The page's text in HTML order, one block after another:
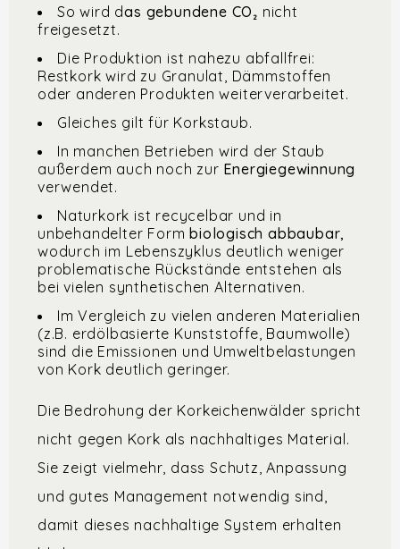
So wird das gebundene CO₂ nicht
freigesetzt.
Die Produktion ist nahezu abfallfrei:
Restkork wird zu Granulat, Dämmstoffen
oder anderen Produkten weiterverarbeitet.
Gleiches gilt für Korkstaub.
In manchen Betrieben wird der Staub
außerdem auch noch zur Energiegewinnung
verwendet.
Naturkork ist recycelbar und in
unbehandelter Formbiologisch abbaubar,
wodurch im Lebenszyklus deutlich weniger
problematische Rückstände entstehen als
bei vielen synthetischen Alternativen.
Im Vergleich zu vielen anderen Materialien
(z.B. erdölbasierte Kunststoffe, Baumwolle)
sind die Emissionen und Umweltbelastungen
von Kork deutlich geringer.
Die Bedrohung der Korkeichenwälder spricht
nicht gegen Kork als nachhaltiges Material.
Sie zeigt vielmehr, dass Schutz, Anpassung
und gutes Management notwendig sind,
damit dieses nachhaltige System erhalten